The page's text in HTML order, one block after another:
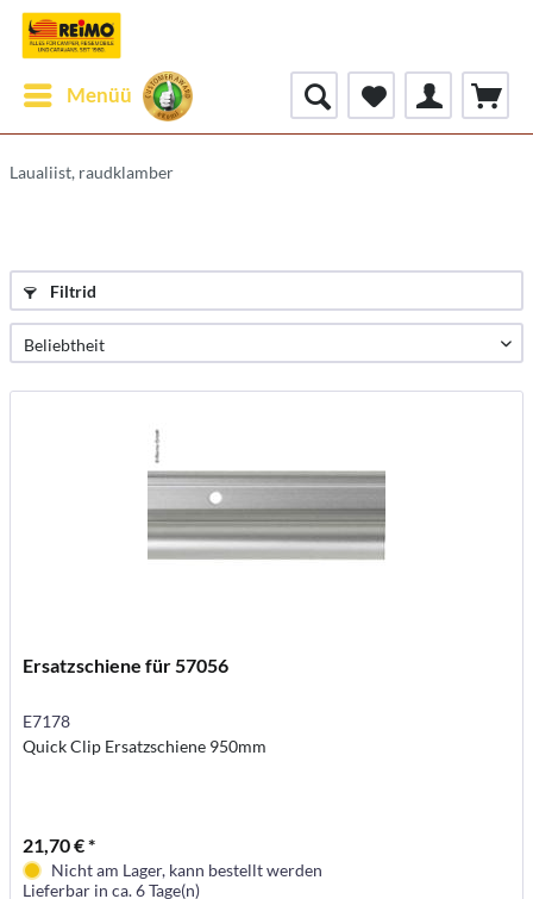
Menüü
Laualiist, raudklamber
Filtrid
Ersatzschiene für 57056
E7178
Quick Clip Ersatzschiene 950mm
21,70 € *
Nicht am Lager, kann bestellt werden
Lieferbar in ca. 6 Tage(n)